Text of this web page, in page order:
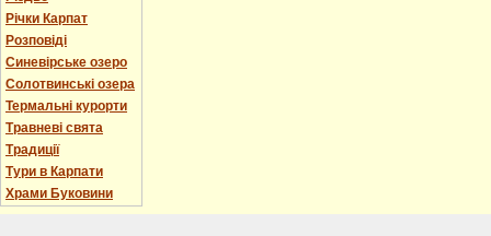
Річки Карпат
Розповіді
Синевірське озеро
Солотвинські озера
Термальні курорти
Травневі свята
Традиції
Тури в Карпати
Храми Буковини